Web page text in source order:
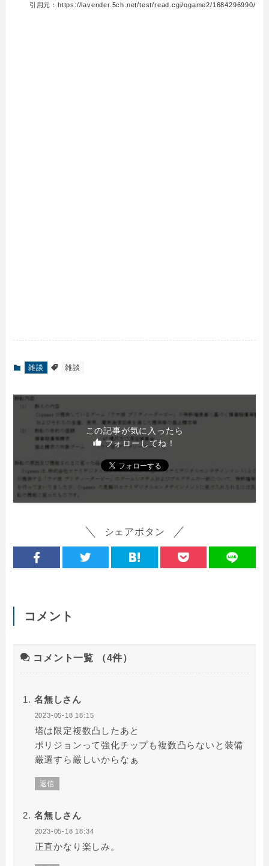
引用元：https://lavender.5ch.net/test/read.cgi/ogame2/1684296990/
雑談 雑談
この記事が気に入ったら
フォローしてね！
シェアボタン
コメント
コメント一覧 （4件）
名無しさん
2023-05-18 18:15
塔は限定複数凸したあと
ポリジョンって強化チップも複数凸らないと装備
厳選すら厳しいからなぁ
返信
名無しさん
2023-05-18 18:34
正直かなり楽しみ。